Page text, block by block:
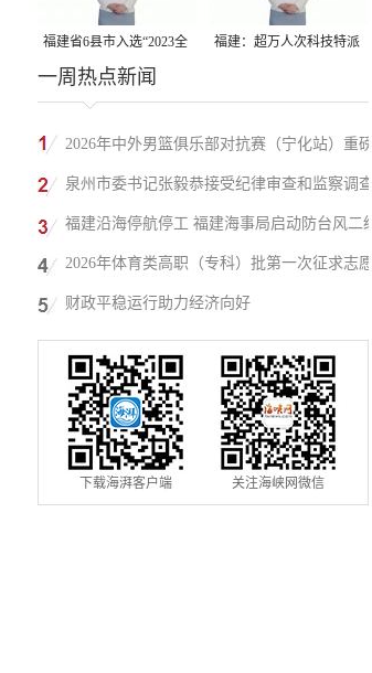
福建省6县市入选“2023全
国县域发展潜力百强县”
福建：超万人次科技特派
一周热点新闻
2026年中外男篮俱乐部对抗赛（宁化站）重磅
来袭！抢票通道即将开启→
泉州市委书记张毅恭接受纪律审查和监察调查
福建沿海停航停工 福建海事局启动防台风二级
应急响应
2026年体育类高职（专科）批第一次征求志愿
填报
财政平稳运行助力经济向好
下载海湃客户端 关注海峡网微信